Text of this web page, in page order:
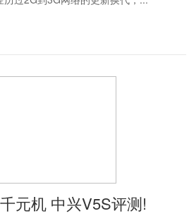
元机 中兴V5S评测!